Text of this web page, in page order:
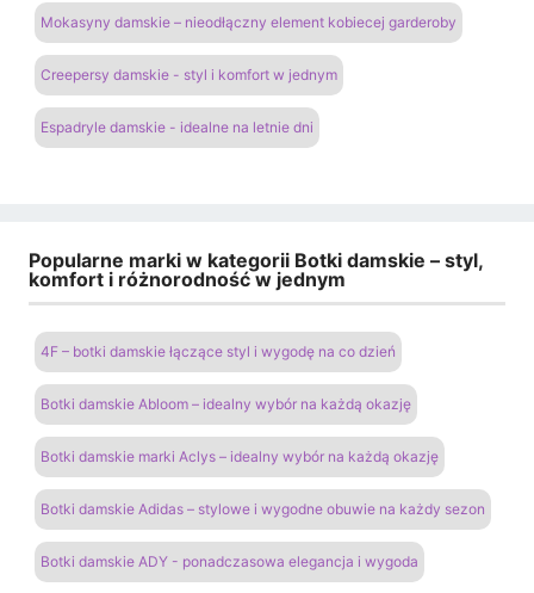
Mokasyny damskie – nieodłączny element kobiecej garderoby
Creepersy damskie - styl i komfort w jednym
Espadryle damskie - idealne na letnie dni
Popularne marki w kategorii Botki damskie – styl,
komfort i różnorodność w jednym
4F – botki damskie łączące styl i wygodę na co dzień
Botki damskie Abloom – idealny wybór na każdą okazję
Botki damskie marki Aclys – idealny wybór na każdą okazję
Botki damskie Adidas – stylowe i wygodne obuwie na każdy sezon
Botki damskie ADY - ponadczasowa elegancja i wygoda